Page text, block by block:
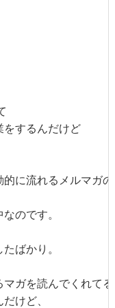
をするんだけど
に流れるメルマガ
のです。
ばかり。
ガを読んでくれてる
けど、